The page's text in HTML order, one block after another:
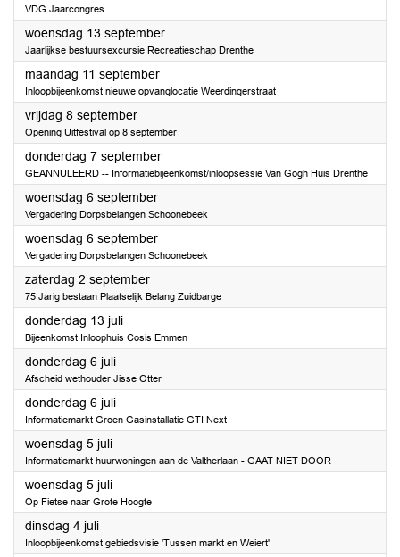
VDG Jaarcongres
woensdag 13 september2023
Jaarlijkse bestuursexcursie Recreatieschap Drenthe
maandag 11 september2023
Inloopbijeenkomst nieuwe opvanglocatie Weerdingerstraat
vrijdag 8 september2023
Opening Uitfestival op 8 september
donderdag 7 september2023
GEANNULEERD -- Informatiebijeenkomst/inloopsessie Van Gogh Huis Drenthe
woensdag 6 september2023
Vergadering Dorpsbelangen Schoonebeek
woensdag 6 september2023
Vergadering Dorpsbelangen Schoonebeek
zaterdag 2 september2023
75 Jarig bestaan Plaatselijk Belang Zuidbarge
donderdag 13 juli2023
Bijeenkomst Inloophuis Cosis Emmen
donderdag 6 juli2023
Afscheid wethouder Jisse Otter
donderdag 6 juli2023
Informatiemarkt Groen Gasinstallatie GTI Next
woensdag 5 juli2023
Informatiemarkt huurwoningen aan de Valtherlaan - GAAT NIET DOOR
woensdag 5 juli2023
Op Fietse naar Grote Hoogte
dinsdag 4 juli2023
Inloopbijeenkomst gebiedsvisie 'Tussen markt en Weiert'